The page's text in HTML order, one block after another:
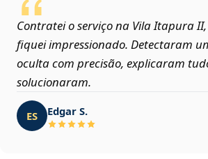
Contratei o serviço na Vila Itapura II,
fiquei impressionado. Detectaram
oculta com precisão, explicaram
solucionaram.
ES Edgar S.